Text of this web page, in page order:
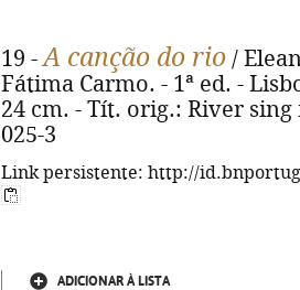
19 -A canção do rio /
Fátima Carmo. - 1ª ed. -
24 cm. - Tít. orig.: River sing
025-3
Link persistente: http://
ADICIONAR À LISTA